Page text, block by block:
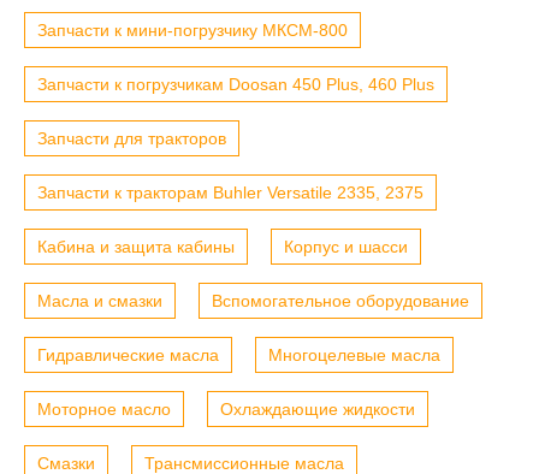
Запчасти к мини-погрузчику МКСМ-800
Запчасти к погрузчикам Doosan 450 Plus, 460 Plus
Запчасти для тракторов
Запчасти к тракторам Buhler Versatile 2335, 2375
Кабина и защита кабины Корпус и шасси
Масла и смазки Вспомогательное оборудование
Гидравлические масла Многоцелевые масла
Моторное масло Охлаждающие жидкости
Смазки Трансмиссионные масла